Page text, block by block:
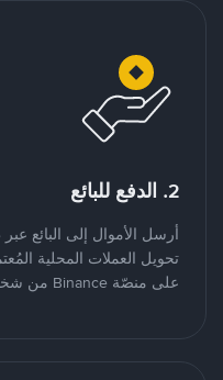
2. الدفع للبائع
أرسل الأموال إلى البائع
تحويل العملات المحلية
على منصّة Binance من شخص لشخص.